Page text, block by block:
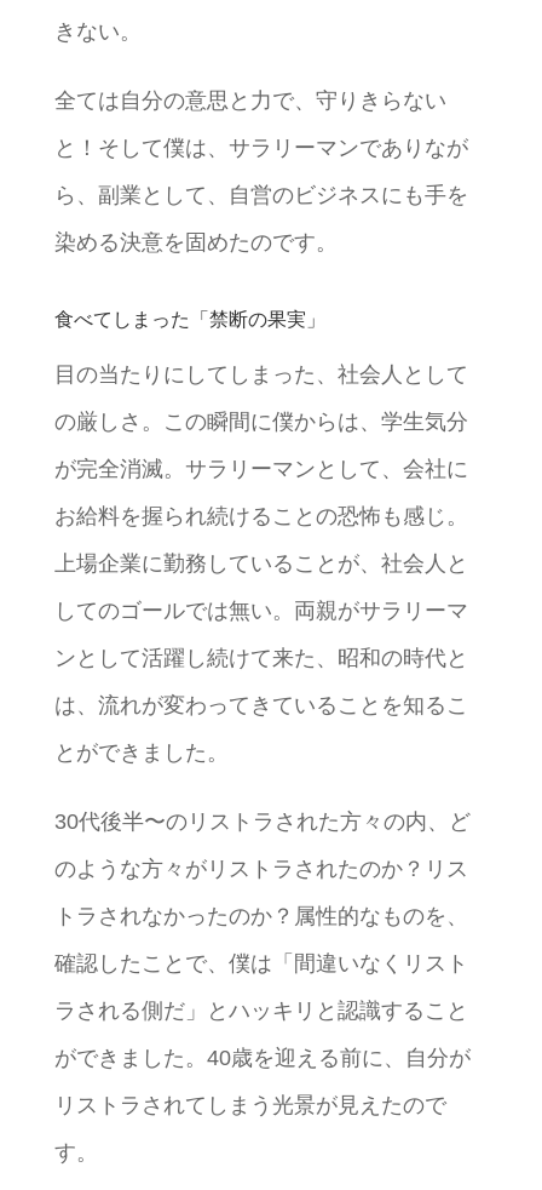
きない。
全ては自分の意思と力で、守りきらない
と！そして僕は、サラリーマンでありなが
ら、副業として、自営のビジネスにも手を
染める決意を固めたのです。
食べてしまった「禁断の果実」
目の当たりにしてしまった、社会人として
の厳しさ。この瞬間に僕からは、学生気分
が完全消滅。サラリーマンとして、会社に
お給料を握られ続けることの恐怖も感じ。
上場企業に勤務していることが、社会人と
してのゴールでは無い。両親がサラリーマ
ンとして活躍し続けて来た、昭和の時代と
は、流れが変わってきていることを知るこ
とができました。
30代後半〜のリストラされた方々の内、ど
のような方々がリストラされたのか？リス
トラされなかったのか？属性的なものを、
確認したことで、僕は「間違いなくリスト
ラされる側だ」とハッキリと認識すること
ができました。40歳を迎える前に、自分が
リストラされてしまう光景が見えたので
す。